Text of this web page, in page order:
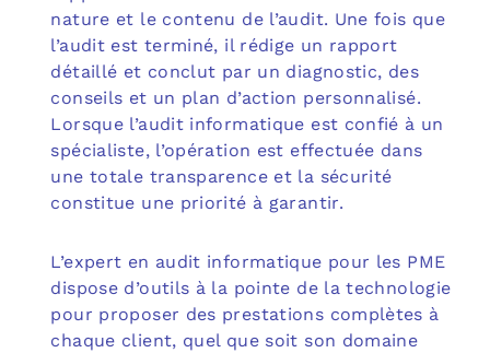
nature et le contenu de l’audit. Une fois que
l’audit est terminé, il rédige un rapport
détaillé et conclut par un diagnostic, des
conseils et un plan d’action personnalisé.
Lorsque l’audit informatique est confié à un
spécialiste, l’opération est effectuée dans
une totale transparence et la sécurité
constitue une priorité à garantir.
L’expert en audit informatique pour les PME
dispose d’outils à la pointe de la technologie
pour proposer des prestations complètes à
chaque client, quel que soit son domaine